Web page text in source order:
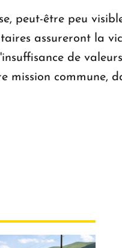
peut-être peu
assureront la
de
mission commune,